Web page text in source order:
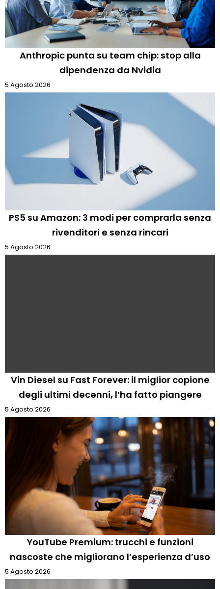
Anthropic punta su team chip: stop alla
dipendenza da Nvidia
5 Agosto 2026
PS5 su Amazon: 3 modi per comprarla senza
rivenditori e senza rincari
5 Agosto 2026
Vin Diesel su Fast Forever: il miglior copione
degli ultimi decenni, l’ha fatto piangere
5 Agosto 2026
YouTube Premium: trucchi e funzioni
nascoste che migliorano l’esperienza d’uso
5 Agosto 2026